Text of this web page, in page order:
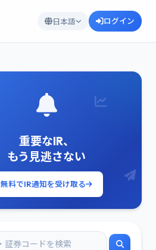
日本語 ログイン
重要なIR、
もう見逃さない
無料でIR通知を受け取る